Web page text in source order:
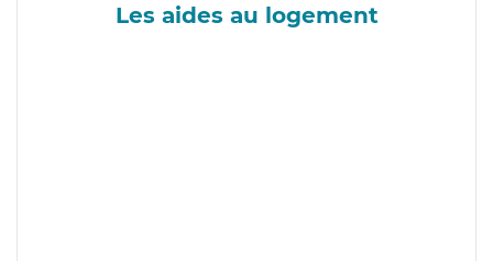
Les aides au logement